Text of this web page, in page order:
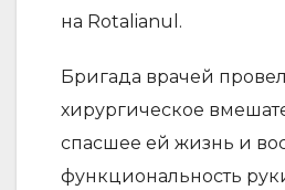
на Rotalianul.
Бригада врачей
хирургическое
спасшее ей жизнь и
функциональность